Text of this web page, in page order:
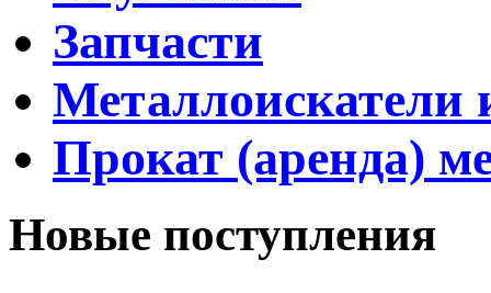
Запчасти
Металлоискатели
Прокат (аренда)
Новые поступления